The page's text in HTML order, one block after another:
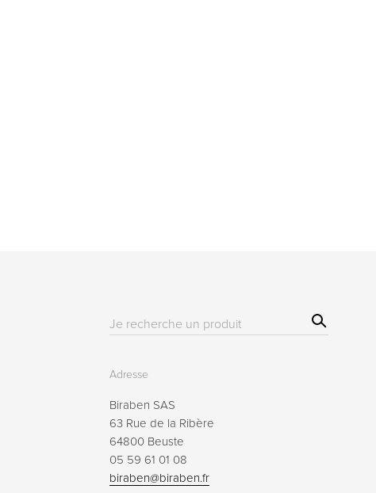
Résultat(s)
Sear
ch
Adresse
Biraben SAS
63 Rue de la Ribère
64800 Beuste
05 59 61 01 08
biraben@biraben.fr